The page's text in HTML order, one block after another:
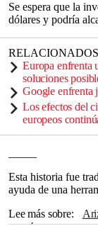
Se espera que la
dólares y podría
RELACIONADOS
Europa enfrenta
soluciones
Google enfrenta
Los efectos del
europeos
Esta historia fue
ayuda de una
Lee más sobre